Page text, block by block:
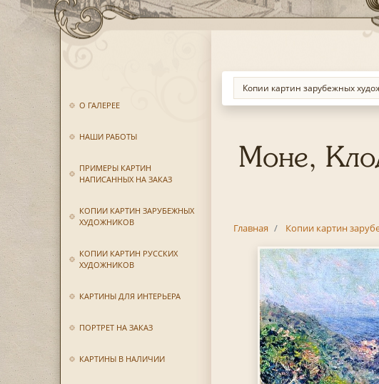
О ГАЛЕРЕЕ
НАШИ РАБОТЫ
ПРИМЕРЫ КАРТИН
НАПИСАННЫХ НА ЗАКАЗ
КОПИИ КАРТИН ЗАРУБЕЖНЫХ
ХУДОЖНИКОВ
КОПИИ КАРТИН РУССКИХ
ХУДОЖНИКОВ
КАРТИНЫ ДЛЯ ИНТЕРЬЕРА
ПОРТРЕТ НА ЗАКАЗ
КАРТИНЫ В НАЛИЧИИ
Моне,
Главная Копии картин